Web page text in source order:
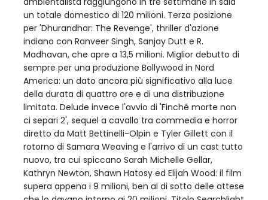
un totale domestico di 120 milioni. Terza posizione
per 'Dhurandhar: The Revenge', thriller d'azione
indiano con Ranveer Singh, Sanjay Dutt e R.
Madhavan, che apre a 13,5 milioni. Miglior debutto di
sempre per una produzione Bollywood in Nord
America: un dato ancora più significativo alla luce
della durata di quattro ore e di una distribuzione
limitata. Delude invece l'avvio di 'Finché morte non
ci separi 2', sequel a cavallo tra commedia e horror
diretto da Matt Bettinelli-Olpin e Tyler Gillett con il
rotorno di Samara Weaving e l'arrivo di un cast tutto
nuovo, tra cui spiccano Sarah Michelle Gellar,
Kathryn Newton, Shawn Hatosy ed Elijah Wood: il film
supera appena i 9 milioni, ben al di sotto delle attese